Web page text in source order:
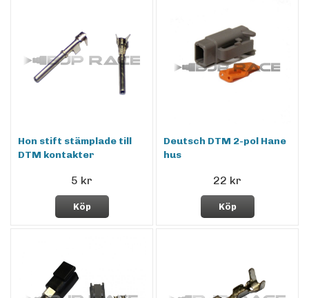
Hon stift stämplade till
DTM kontakter
5 kr
Köp
Deutsch DTM 2-pol Hane
hus
22 kr
Köp